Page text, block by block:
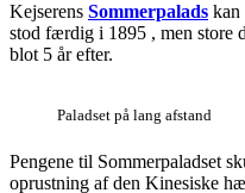
Kejserens Sommerpalads kan
stod færdig i 1895 , men store
blot 5 år efter.
Paladset på lang afstand
Pengene til Sommerpaladset
oprustning af den Kinesiske